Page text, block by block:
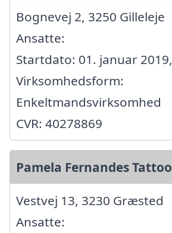
Bognevej 2, 3250 Gilleleje
Ansatte:
Startdato: 01. januar 2019,
Virksomhedsform:
Enkeltmandsvirksomhed
CVR: 40278869
Pamela Fernandes Tattoo
Vestvej 13, 3230 Græsted
Ansatte: